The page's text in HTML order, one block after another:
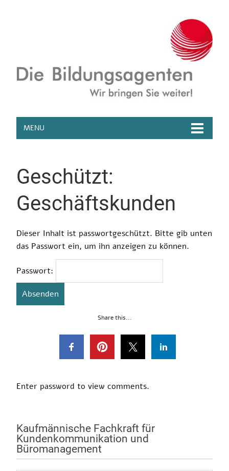
MENU
Geschützt:
Geschäftskunden
Dieser Inhalt ist passwortgeschützt. Bitte gib unten
das Passwort ein, um ihn anzeigen zu können.
Passwort:
Share this...
Enter password to view comments.
Kaufmännische Fachkraft für
Kundenkommunikation und
Büromanagement